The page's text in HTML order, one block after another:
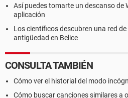
Así puedes tomarte un descanso de
aplicación
Los científicos descubren una red
antigüedad en Belice
CONSULTA TAMBIÉN
Cómo ver el historial del modo
Cómo buscar canciones similares a